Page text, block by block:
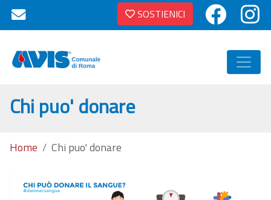
SOSTIENICI
Chi puo' donare
Home Chi puo' donare